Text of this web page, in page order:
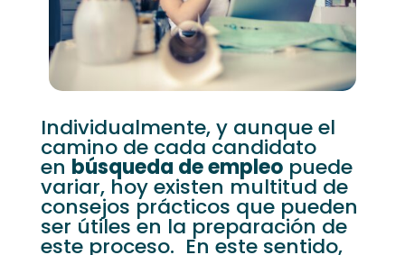
Individualmente, y aunque el
camino de cada candidato
en búsqueda de empleopuede
variar, hoy existen multitud de
consejos prácticos que pueden
ser útiles en la preparación de
este proceso. En este sentido,